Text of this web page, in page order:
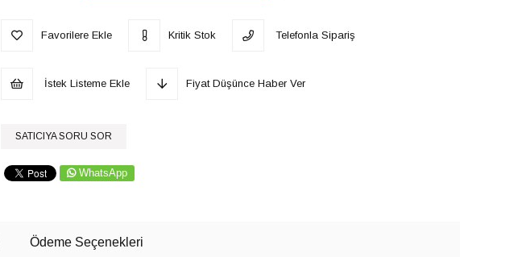
Favorilere Ekle Kritik Stok Telefonla Sipariş
İstek Listeme Ekle Fiyat Düşünce Haber Ver
SATICIYA SORU SOR
WhatsApp
Ödeme Seçenekleri